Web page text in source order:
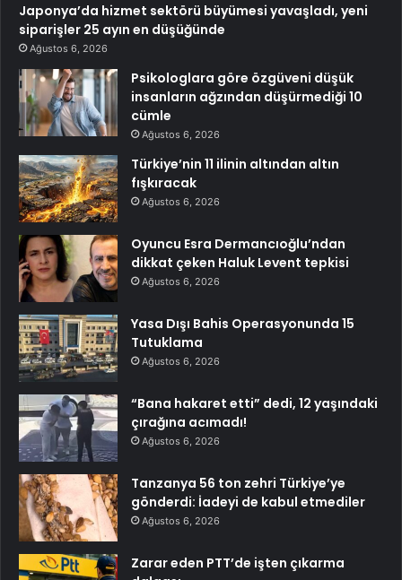
Japonya’da hizmet sektörü büyümesi yavaşladı, yeni
siparişler 25 ayın en düşüğünde
Ağustos 6, 2026
Psikologlara göre özgüveni düşük
insanların ağzından düşürmediği 10
cümle
Ağustos 6, 2026
Türkiye’nin 11 ilinin altından altın
fışkıracak
Ağustos 6, 2026
Oyuncu Esra Dermancıoğlu’ndan
dikkat çeken Haluk Levent tepkisi
Ağustos 6, 2026
Yasa Dışı Bahis Operasyonunda 15
Tutuklama
Ağustos 6, 2026
“Bana hakaret etti” dedi, 12 yaşındaki
çırağına acımadı!
Ağustos 6, 2026
Tanzanya 56 ton zehri Türkiye’ye
gönderdi: İadeyi de kabul etmediler
Ağustos 6, 2026
Zarar eden PTT’de işten çıkarma